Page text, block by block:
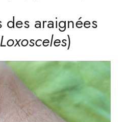
des araignées
Loxosceles)